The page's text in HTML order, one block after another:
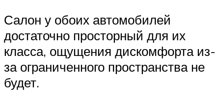
Салон у обоих автомобилей
достаточно просторный для их
класса, ощущения дискомфорта из-
за ограниченного пространства не
будет.